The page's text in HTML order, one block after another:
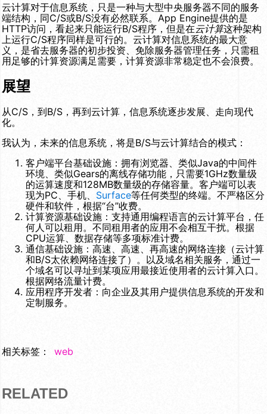
云计算对于信息系统，只是一种与大型中央服务器不同的服务
端结构，同C/S或B/S没有必然联系。App Engine提供的是
HTTP访问，看起来只能运行B/S程序，但是在云计算这种架构
上运行C/S程序同样是可行的。云计算对信息系统的最大意
义，是省去服务器的初步投资、免除服务器管理任务，只需租
用足够的计算资源满足需要，计算资源非常稳定也不会浪费。
展望
从C/S，到B/S，再到云计算，信息系统逐步发展、走向现代
化。
我认为，未来的信息系统，将是B/S与云计算结合的模式：
客户端平台基础设施：拥有浏览器、类似Java的中间件
环境、类似Gears的离线存储功能，只需要1GHz数量级
的运算速度和128MB数量级的存储容量。客户端可以表
现为PC、手机、 Surface等任何类型的终端。不严格区分
硬件和软件，根据“台”收费。
计算资源基础设施：支持通用编程语言的云计算平台，任
何人可以租用。不同租用者的应用不会相互干扰。根据
CPU运算、数据存储等多项标准计费。
通信基础设施：高速、高速、再高速的网络连接（云计算
和B/S太依赖网络连接了）。以及域名相关服务，通过一
个域名可以寻址到某项应用最接近使用者的云计算入口。
根据网络流量计费。
应用程序开发者：向企业及其用户提供信息系统的开发和
定制服务。
相关标签： web
RELATED